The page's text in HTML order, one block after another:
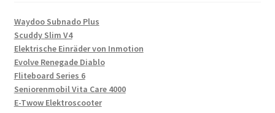
Waydoo Subnado Plus
Scuddy Slim V4
Elektrische Einräder von Inmotion
Evolve Renegade Diablo
Fliteboard Series 6
Seniorenmobil Vita Care 4000
E-Twow Elektroscooter